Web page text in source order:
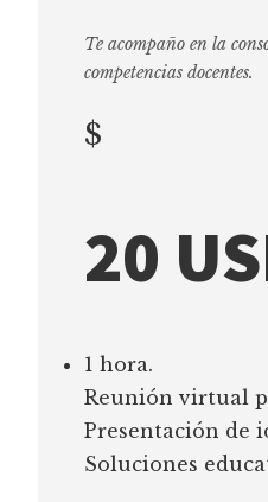
Te acompaño en la
competencias docentes.
$
20
1 hora.
Reunión virtual
Presentación de
Soluciones